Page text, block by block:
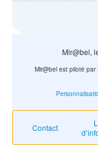
Mir@bel,
Contact
Mir@bel est piloté par